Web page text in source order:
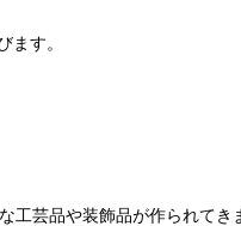
ます。
工芸品や装飾品が作られてき